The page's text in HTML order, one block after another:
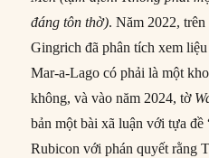
đáng tôn thờ). Năm 2022, trên
Gingrich đã phân tích xem
Mar-a-Lago có phải là một
không, và vào năm 2024, tờ
bản một bài xã luận với tựa
Rubicon với phán quyết rằng